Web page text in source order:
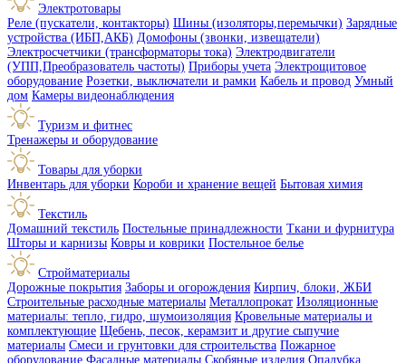
Электротовары
Реле (пускатели, контакторы) Шины (изоляторы,перемычки) Зарядные
устройства (ИБП,АКБ) Домофоны (звонки, извещатели)
Электросчетчики (трансформаторы тока) Электродвигатели
(УПП,Преобразователь частоты) Приборы учета Электрощитовое
оборудование Розетки, выключатели и рамки Кабель и провод Умный
дом Камеры видеонаблюдения
Туризм и фитнес
Тренажеры и оборудование
Товары для уборки
Инвентарь для уборки Короби и хранение вещей Бытовая химия
Текстиль
Домашний текстиль Постельные принадлежности Ткани и фурнитура
Шторы и карнизы Ковры и коврики Постельное белье
Стройматериалы
Дорожные покрытия Заборы и огорождения Кирпич, блоки, ЖБИ
Строительные расходные материалы Металлопрокат Изоляционные
материалы: тепло, гидро, шумоизоляция Кровельные материалы и
комплектующие Щебень, песок, керамзит и другие сыпучие
материалы Смеси и грунтовки для строительства Пожарное
оборудование Фасадные материалы Скобяные изделия Опалубка